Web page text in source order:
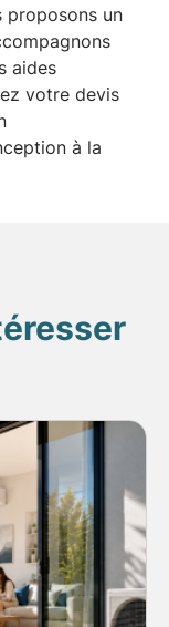
proposons un
aides
votre devis
à la